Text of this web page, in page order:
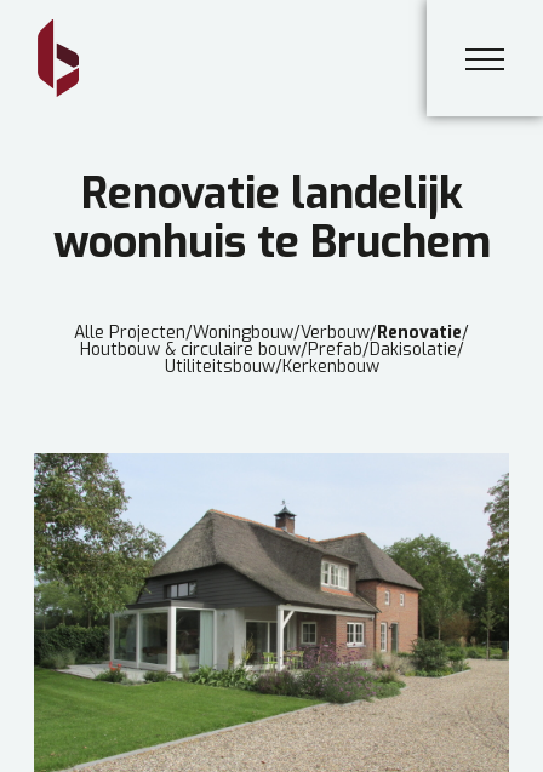
Renovatie landelijk
woonhuis te Bruchem
Alle Projecten/Woningbouw/Verbouw/Renovatie/
Houtbouw & circulaire bouw/Prefab/Dakisolatie/
Utiliteitsbouw/Kerkenbouw